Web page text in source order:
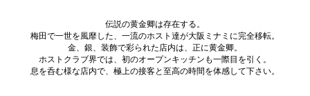
伝説の黄金卿は存在する。
梅田で一世を風靡した、一流のホスト達が大阪ミナミに完全移転。
金、銀、装飾で彩られた店内は、正に黄金卿。
ホストクラブ界では、初のオープンキッチンも一際目を引く。
息を呑む様な店内で、極上の接客と至高の時間を体感して下さい。